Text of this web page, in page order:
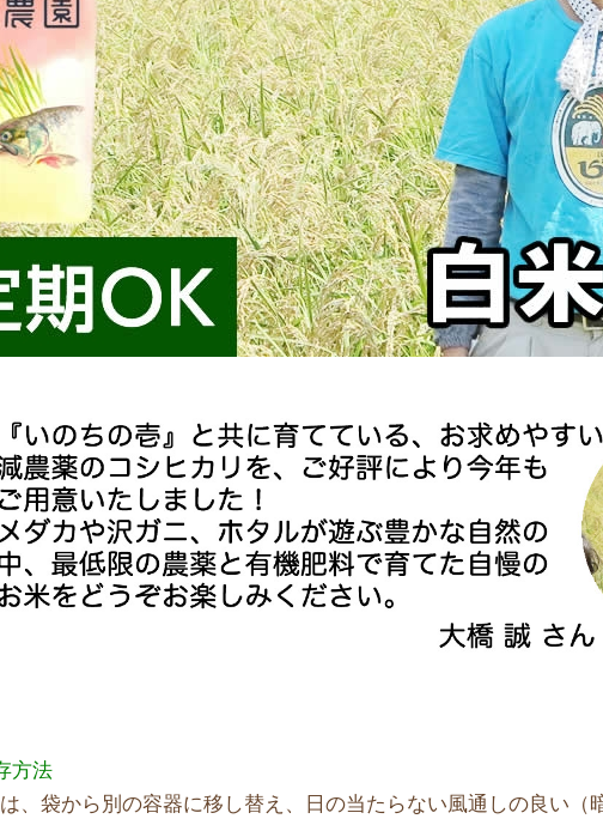
方法
、袋から別の容器に移し替え、日の当たらない風通しの良い（